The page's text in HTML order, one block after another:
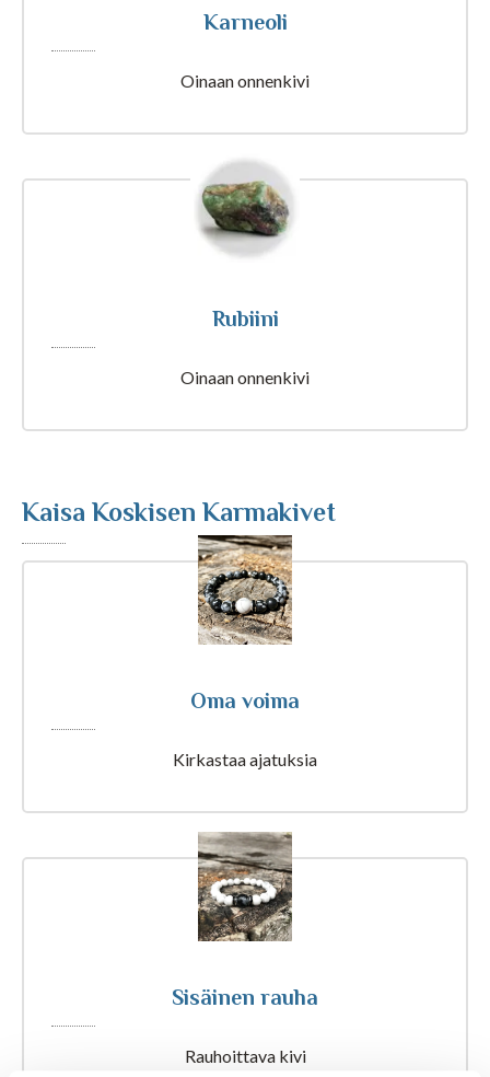
Tajunnanvirta Päivänväri
Suomalaiset etunimet
Rajatietoa
Artikkelit ja Blogi
Henkimaailma
Karneoli
Oinaan onnenkivi
Rubiini
Oinaan onnenkivi
Kaisa Koskisen Karmakivet
Oma voima
Kirkastaa ajatuksia
Sisäinen rauha
Rauhoittava kivi